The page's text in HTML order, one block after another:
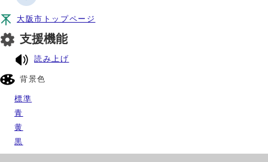
大阪市トップページ
支援機能
読み上げ
背景色
標準
青
黄
黒